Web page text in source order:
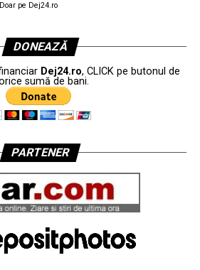
Doar pe Dej24.ro
DONEAZĂ
Dej24.ro, CLICK pe butonul de
sumă de bani.
PARTENER